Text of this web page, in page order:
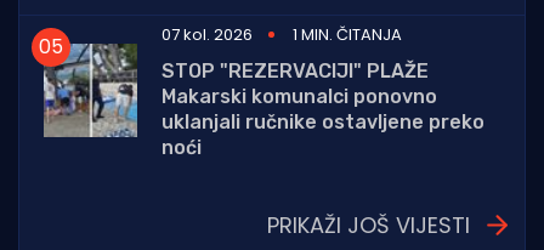
07 kol. 2026
1 MIN. ČITANJA
STOP "REZERVACIJI" PLAŽE
Makarski komunalci ponovno
uklanjali ručnike ostavljene preko
noći
PRIKAŽI JOŠ VIJESTI